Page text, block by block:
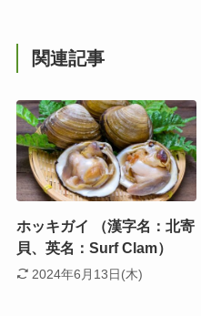
関連記事
ホッキガイ （漢字名：北寄
貝、英名：Surf Clam）
2024年6月13日(木)